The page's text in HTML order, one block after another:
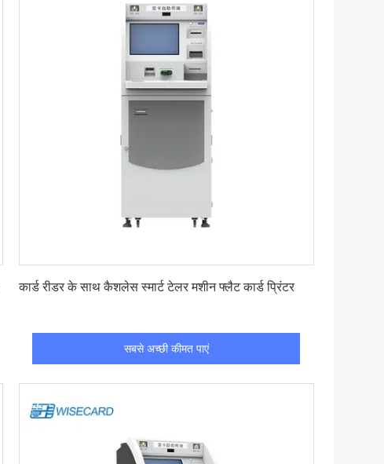
कार्ड रीडर के साथ कैशलेस स्मार्ट टेलर मशीन फ्लैट कार्ड प्रिंटर
सबसे अच्छी कीमत पाएं